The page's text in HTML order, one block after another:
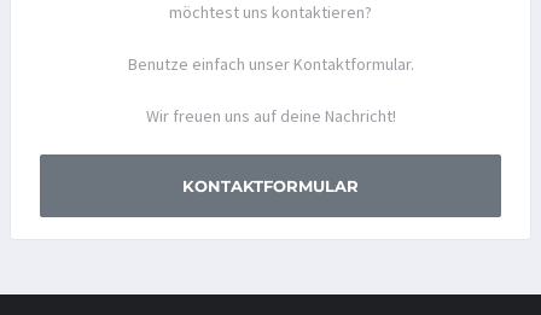
möchtest uns kontaktieren?
Benutze einfach unser Kontaktformular.
Wir freuen uns auf deine Nachricht!
KONTAKTFORMULAR